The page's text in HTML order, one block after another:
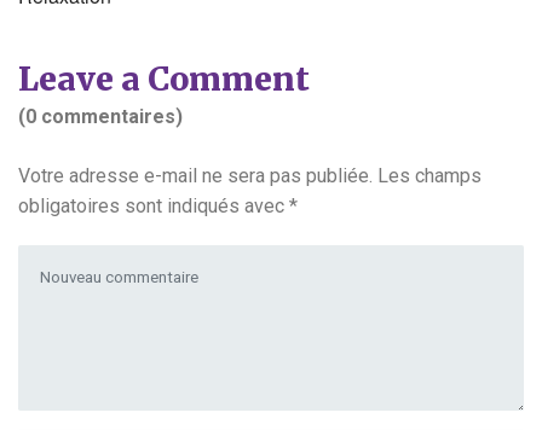
Leave a Comment
(0 commentaires)
Votre adresse e-mail ne sera pas publiée. Les champs
obligatoires sont indiqués avec *